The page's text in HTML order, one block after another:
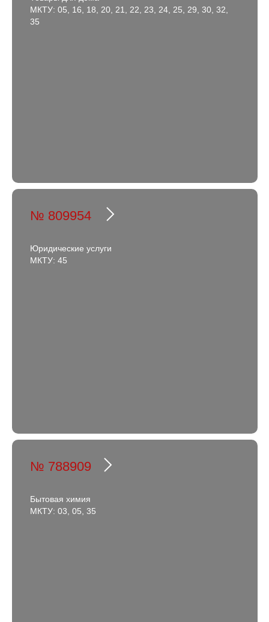
МКТУ: 05, 16, 18, 20, 21, 22, 23, 24, 25, 29, 30, 32,
35
№ 809954
Юридические услуги
МКТУ: 45
№ 788909
Бытовая химия
МКТУ: 03, 05, 35